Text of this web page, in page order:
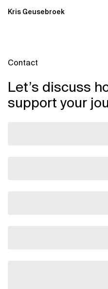
Kris Geusebroek
Contact
Let’s discuss
support your